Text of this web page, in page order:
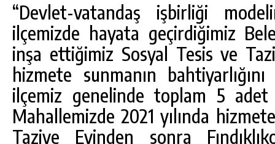
“Devlet-vatandaş işbirliği
ilçemizde hayata geçirdiğimiz
inşa ettiğimiz Sosyal Tesis ve
hizmete sunmanın
ilçemiz genelinde toplam 5
Mahallemizde 2021 yılında
Taziye Evinden sonra